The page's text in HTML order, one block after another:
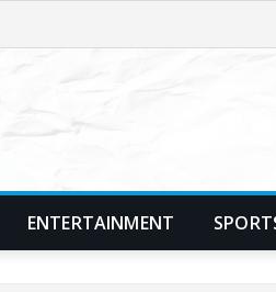
ENTERTAINMENT